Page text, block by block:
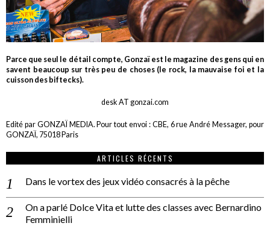
Parce que seul le détail compte, Gonzaï est le magazine des gens qui en
savent beaucoup sur très peu de choses (le rock, la mauvaise foi et la
cuisson des biftecks).
desk AT gonzai.com
Edité par GONZAÏ MEDIA. Pour tout envoi : CBE, 6 rue André Messager, pour
GONZAÏ, 75018 Paris
ARTICLES RÉCENTS
Dans le vortex des jeux vidéo consacrés à la pêche
On a parlé Dolce Vita et lutte des classes avec Bernardino
Femminielli